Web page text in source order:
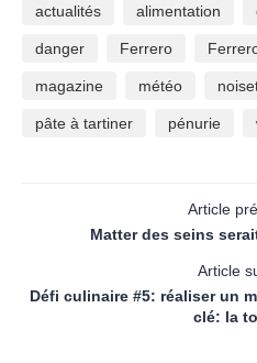
actualités alimentation
danger Ferrero
magazine météo
pâte à tartiner pénurie
Article
Matter des seins
Article
Défi culinaire #5: réaliser un
clé: la